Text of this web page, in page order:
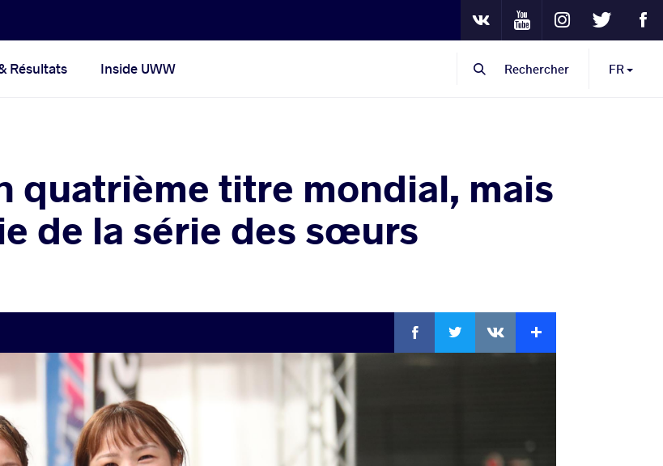
VKontakteYoutube
InstagramTwitter
Résultats Inside UWW FR
Rechercher
quatrième titre mondial, mais
de la série des sœurs
Facebook